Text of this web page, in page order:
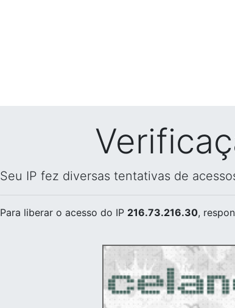
Seu IP fez diversas tentativas de
Para liberar o acesso do IP 216.73.216.30,